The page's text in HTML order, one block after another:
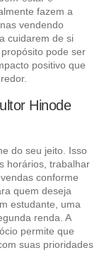
fazem a
vendendo
cuidarem de si
pode ser
positivo que
Hinode
do seu jeito. Isso
horários, trabalhar
conforme
quem deseja
estudante, uma
renda. A
permite que
suas prioridades